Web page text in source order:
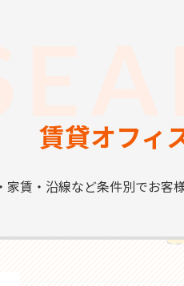
賃貸オフィ
家賃・沿線など条件別でお客